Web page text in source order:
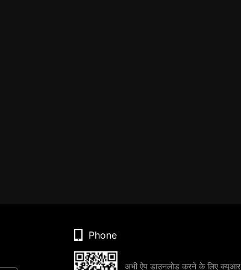
Phone
अभी ऐप डाउनलोड करने के लिए क्यूआर